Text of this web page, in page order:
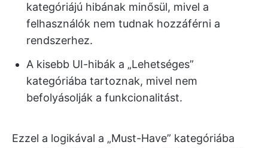
kategóriájú hibának minősül, mivel a
felhasználók nem tudnak hozzáférni a
rendszerhez.
A kisebb UI-hibák a „Lehetséges”
kategóriába tartoznak, mivel nem
befolyásolják a funkcionalitást.
Ezzel a logikával a „Must-Have” kategóriába